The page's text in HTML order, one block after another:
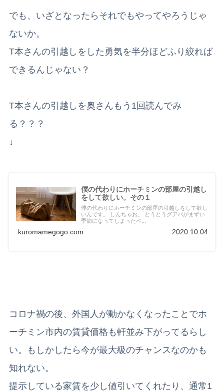
でも、いざとなったらそれでもやってやろうじゃ
ないか。
T本さんの引越しをした勇気を半分ほどふり絞れば
できるんじゃない？
T本さんの引越しを奥さんもう1回読んでみ
る？？？
↓
僕の代わりにホーチミンの部屋の引越し
をして欲しい。その１
僕の代わりにホーチミンの部屋の引越しをして欲し
いんです。 しんちゃお。 とうとうグアバがまずい
季節になってしまったベ...
kuromamegogo.com 2020.10.04
コロナ禍の後、外国人が動かなくなったことでホ
ーチミン市内の賃貸価格も軒並み下がってるらし
い。もしかしたら今が最大級のチャンスなのかも
知れない。
提示している家賃を少し値引いてくれたり、通常1